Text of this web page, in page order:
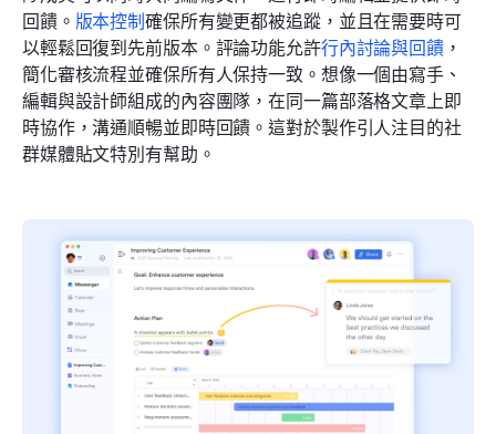
回饋。 版本控制確保所有變更都被追蹤，並且在需要時可
以輕鬆回復到先前版本。評論功能允許行內討論與回饋，
簡化審核流程並確保所有人保持一致。想像一個由寫手、
編輯與設計師組成的內容團隊，在同一篇部落格文章上即
時協作，溝通順暢並即時回饋。這對於製作引人注目的社
群媒體貼文特別有幫助。